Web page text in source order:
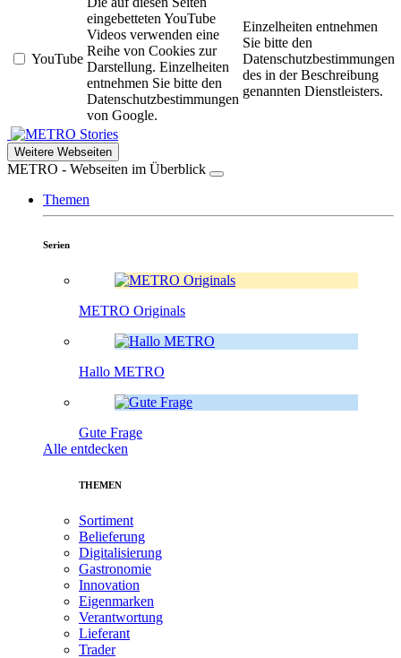
YouTube
eingebetteten YouTube
Videos verwenden eine
Reihe von Cookies zur
Darstellung. Einzelheiten
entnehmen Sie bitte den
Datenschutzbestimmungen
von Google.
Einzelheiten entnehmen
Sie bitte den
Datenschutzbestimmungen
des in der Beschreibung
genannten Dienstleisters.
Stories
Weitere Webseiten
METRO - Webseiten im Überblick
Themen
Serien
METRO Originals
Hallo METRO
Gute Frage
Alle entdecken
THEMEN
Sortiment
Belieferung
Digitalisierung
Gastronomie
Innovation
Eigenmarken
Verantwortung
Lieferant
Trader